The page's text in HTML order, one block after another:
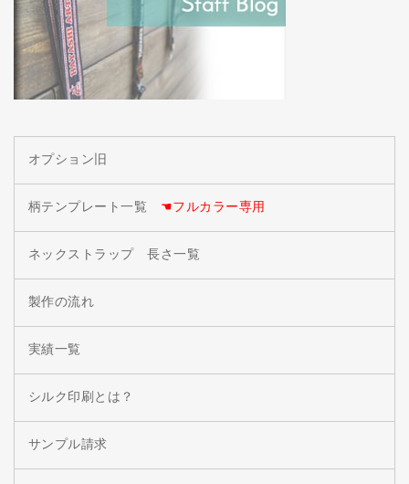
オプション旧
柄テンプレート一覧 ☚フルカラー専用
ネックストラップ 長さ一覧
製作の流れ
実績一覧
シルク印刷とは？
サンプル請求